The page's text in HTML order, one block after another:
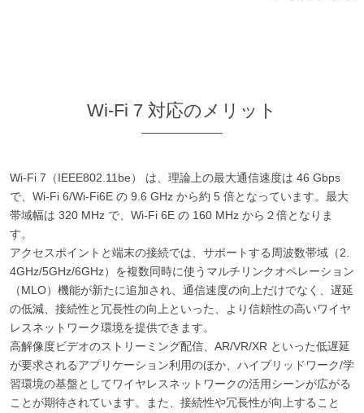
Wi-Fi 7 対応のメリット
Wi-Fi 7（IEEE802.11be） は、理論上の最大通信速度は 46 Gbps
で、Wi-Fi 6/Wi-Fi6E の 9.6 GHz から約 5 倍となっています。最大
帯域幅は 320 MHz で、Wi-Fi 6E の 160 MHz から２倍となりま
す。
アクセスポイントと端末の接続では、サポートする周波数帯域（2.
4GHz/5GHz/6GHz）を複数同時に使うマルチリンクオペレーション
（MLO）機能が新たに追加され、通信速度の向上だけでなく、遅延
の低減、接続性と冗長性の向上といった、より信頼性の高いワイヤ
レスネットワーク環境を提供できます。
高解像度ビデオのストリーミング配信、AR/VR/XR といった低遅延
が要求されるアプリケーション利用のほか、ハイブリッドワーク/学
習環境の基盤としてワイヤレスネットワークの活用シーンが広がる
ことが期待されています。また、接続性や冗長性が向上すること